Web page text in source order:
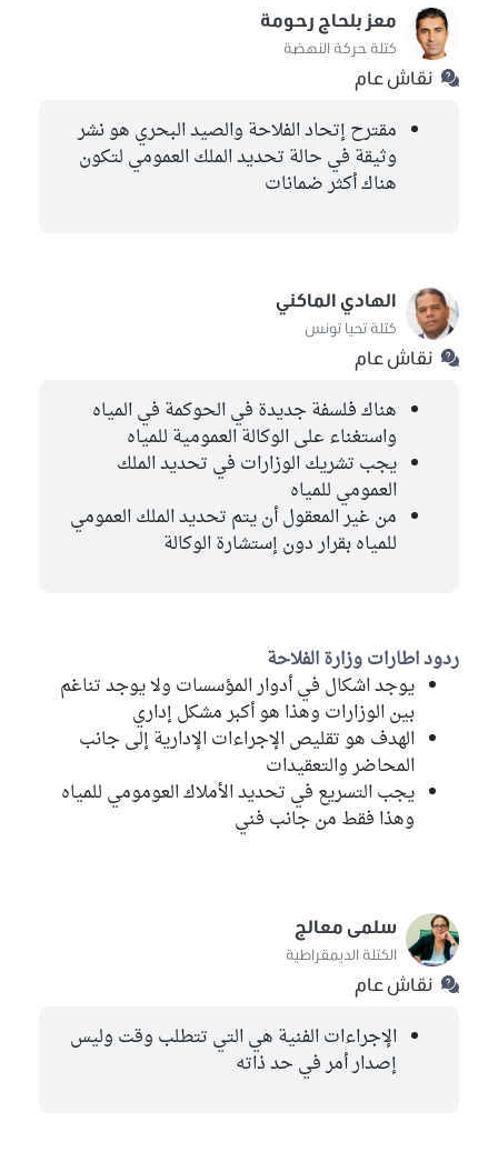
معز بلحاج رحومة
كتلة حركة النهضة
نقاش عام
مقترح إتحاد الفلاحة والصيد البحري هو نشر
وثيقة في حالة تحديد الملك العمومي لتكون
هناك أكثر ضمانات
الهادي الماكني
كتلة تحيا تونس
نقاش عام
هناك فلسفة جديدة في الحوكمة في المياه
واستغناء على الوكالة العمومية للمياه
يجب تشريك الوزارات في تحديد الملك
العمومي للمياه
من غير المعقول أن يتم تحديد الملك العمومي
للمياه بقرار دون إستشارة الوكالة
ردود اطارات وزارة الفلاحة
يوجد اشكال في أدوار المؤسسات ولا يوجد تناغم
بين الوزارات وهذا هو أكبر مشكل إداري
الهدف هو تقليص الإجراءات الإدارية إلى جانب
المحاضر والتعقيدات
يجب التسريع في تحديد الأملاك العومومي للمياه
وهذا فقط من جانب فني
سلمى معالج
الكتلة الديمقراطية
نقاش عام
الإجراءات الفنية هي التي تتطلب وقت وليس
إصدار أمر في حد ذاته